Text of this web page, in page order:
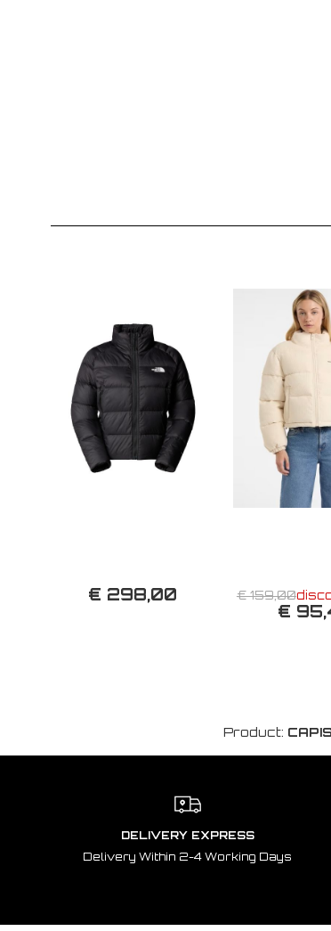
€ 298,00 € 159,00
€
Product:
DELIVERY EXPRESS
Delivery Within 2-4 Working Days